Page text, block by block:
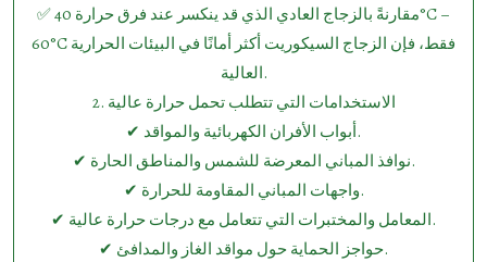
✅ مقارنةً بالزجاج العادي الذي قد ينكسر عند فرق حرارة 40°C –
60°C فقط، فإن الزجاج السيكوريت أكثر أمانًا في البيئات الحرارية
العالية.
2.⁠ ⁠الاستخدامات التي تتطلب تحمل حرارة عالية
✔ أبواب الأفران الكهربائية والمواقد.
✔ نوافذ المباني المعرضة للشمس والمناطق الحارة.
✔ واجهات المباني المقاومة للحرارة.
✔ المعامل والمختبرات التي تتعامل مع درجات حرارة عالية.
✔ حواجز الحماية حول مواقد الغاز والمدافئ.